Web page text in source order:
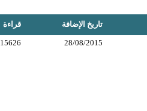
تاريخ الإضافة قراءة
28/08/2015
15626